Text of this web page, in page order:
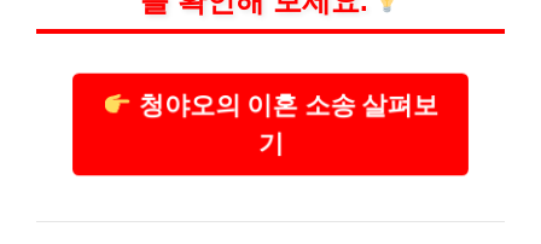
청야오의 이혼 소송 살펴보
기